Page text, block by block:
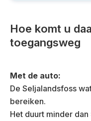
Hoe komt u
toegangsweg
Met de auto:
De Seljalandsfoss
bereiken.
Het duurt minder